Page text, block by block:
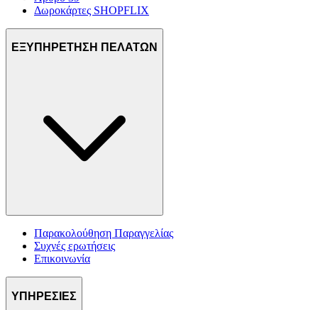
Δωροκάρτες SHOPFLIX
ΕΞΥΠΗΡΕΤΗΣΗ ΠΕΛΑΤΩΝ
Παρακολούθηση Παραγγελίας
Συχνές ερωτήσεις
Επικοινωνία
ΥΠΗΡΕΣΙΕΣ